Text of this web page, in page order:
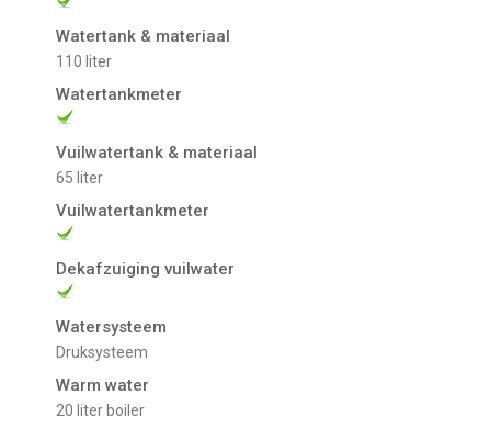
Watertank & materiaal
110 liter
Watertankmeter
Vuilwatertank & materiaal
65 liter
Vuilwatertankmeter
Dekafzuiging vuilwater
Watersysteem
Druksysteem
Warm water
20 liter boiler